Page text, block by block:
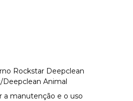
Rockstar Deepclean
Animal
a manutenção e o uso